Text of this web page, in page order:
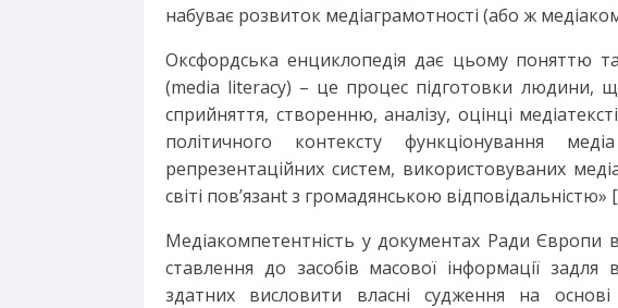
набуває розвиток медіаграмотності (або ж
Оксфордська енциклопедія дає цьому поняттю
(media literacy) – це процес підготовки людини,
сприйняття, створенню, аналізу, оцінці
політичного контексту функціонування
репрезентаційних систем, використовуваних
світі пов’язанt з громадянською відповідальністю»
Медіакомпетентність у документах Ради Європи
ставлення до засобів масової інформації задля
здатних висловити власні судження на